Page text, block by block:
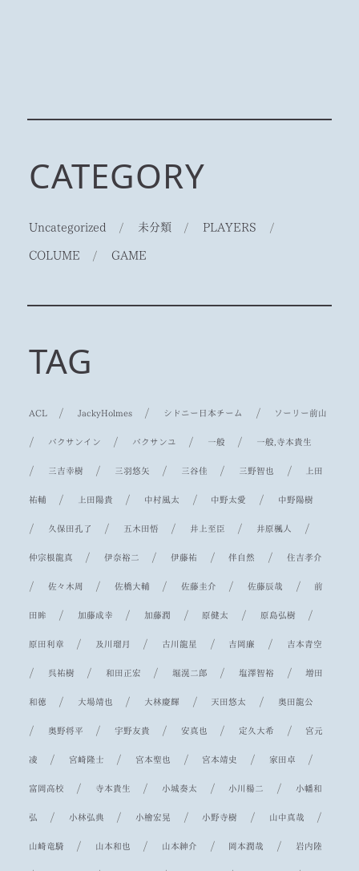
CATEGORY
Uncategorized / 未分類 / PLAYERS /
COLUME / GAME
TAG
ACL / JackyHolmes / シドニー日本チーム / ソーリー前山
/ パクサンイン / パクサンユ / 一般 / 一般,寺本貴生
/ 三吉幸樹 / 三羽悠矢 / 三谷佳 / 三野智也 / 上田
祐輔 / 上田陽貴 / 中村風太 / 中野太愛 / 中野陽樹
/ 久保田孔了 / 五木田悟 / 井上至臣 / 井原楓人 /
仲宗根龍真 /伊奈裕二 /伊藤祐 /伴自然 / 住吉孝介
/ 佐々木周 / 佐橋大輔 /佐藤圭介 /佐藤辰哉 / 前
田眸 / 加藤成幸 / 加藤潤 / 原健太 / 原島弘樹 /
原田利章 / 及川瑠月 / 古川龍星 / 吉岡廉 / 吉本青空
/ 呉祐樹 / 和田正宏 / 堀滉二郎 / 塩澤智裕 / 増田
和徳 / 大場靖也 / 大林慶輝 / 天田悠太 / 奥田龍公
/ 奥野将平 / 宇野友貴 /安真也 /定久大希 / 宮元
凌 / 宮崎隆士 / 宮本聖也 / 宮本靖史 / 家田卓 /
富岡高校 / 寺本貴生 / 小城奏太 / 小川楊二 / 小幡和
弘 / 小林弘典 / 小檜宏晃 / 小野寺樹 / 山中真哉 /
山崎竜騎 / 山本和也 / 山本紳介 / 岡本潤哉 / 岩内陸